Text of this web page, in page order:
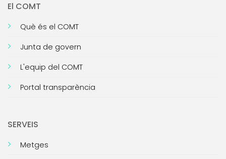
El COMT
Què és el COMT
Junta de govern
L'equip del COMT
Portal transparència
SERVEIS
Metges